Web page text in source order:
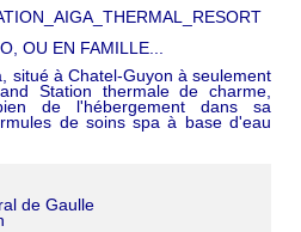
OU EN FAMILLE...
situé à Chatel-Guyon à seulement
Station thermale de charme,
de l'hébergement dans sa
de soins spa à base d'eau
de Gaulle